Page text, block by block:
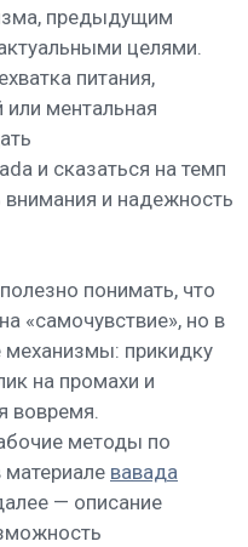
предыдущим
целями.
питания,
ментальная
и сказаться на темп
и надежность
понимать, что
«самочувствие», но в
механизмы: прикидку
на промахи и
вовремя.
методы по
вавада
— описание